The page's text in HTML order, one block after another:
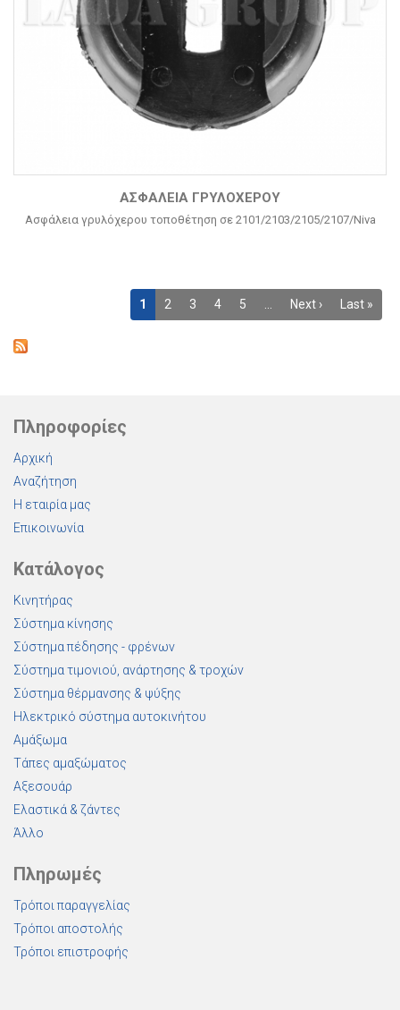
ΑΣΦΆΛΕΙΑ ΓΡΥΛΌΧΕΡΟΥ
Ασφάλεια γρυλόχερου τοποθέτηση σε 2101/2103/2105/2107/Niva
1 2 3 4 5 … Next › Last »
Πληροφορίες
Αρχική
Αναζήτηση
Η εταιρία μας
Επικοινωνία
Κατάλογος
Κινητήρας
Σύστημα κίνησης
Σύστημα πέδησης - φρένων
Σύστημα τιμονιού, ανάρτησης & τροχών
Σύστημα θέρμανσης & ψύξης
Ηλεκτρικό σύστημα αυτοκινήτου
Αμάξωμα
Τάπες αμαξώματος
Αξεσουάρ
Ελαστικά & ζάντες
Άλλο
Πληρωμές
Τρόποι παραγγελίας
Τρόποι αποστολής
Τρόποι επιστροφής